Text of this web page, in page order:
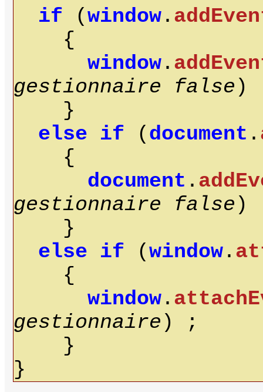
if (window .
{
window .
gestionnaire
false )
}
else if (document .
{
document .
gestionnaire
false )
}
else if (window .
{
window .
gestionnaire ) ;
}
}